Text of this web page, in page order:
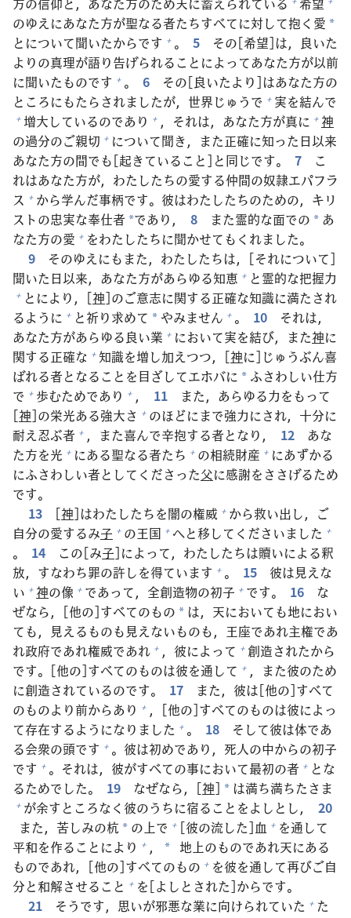
のゆえにあなた方が聖なる者たちすべてに対して抱く 愛 *
とについて聞いたからです + 。 5 その[希望]は， 良いた
よりの真理が語り告げられることによってあなた方が以前
に聞いたものです + 。 6 その[良いたより]はあなた方の
ところにもたらされましたが， 世界じゅうで + 実を結んで
+ 増大しているのであり + ，それは，あなた方が真に + 神
の過分のご親切 + について聞き，また正確に知った 日以来
あなた方の間でも[起きていること]と同じです。 7
こ
れはあなた方が，わたしたちの愛する仲間の奴隷エパフラ
ス + から学んだ事柄です。 彼はわたしたちのための，キリ
ストの忠実な奉仕者 *であり， 8 また霊的な面での * あ
なた方の愛 + をわたしたちに聞かせてもくれました。
9
そのゆえにもまた，わたしたちは，[それについて]
聞いた 日以来，あなた方があらゆる知恵 + と霊的な把握力
+ とにより，[神]のご意志に関する正確な知識に満たされ
るように + と祈り求めて * やみません + 。 10
それは，
あなた方があらゆる 良い業 + において実を結び，また神に
関する正確な + 知識を増し加えつつ，[神に]じゅうぶん喜
ばれる者となることを目ざしてエホバに * ふさわしい仕方
で + 歩むためであり + ， 11 また，あらゆる力をもって
[神]の栄光ある強大さ + のほどにまで強力にされ， 十分に
耐え忍ぶ者 + ，また喜んで辛抱する者となり， 12
あな
た方を光 + にある聖なる者たち + の相続財産 + にあずかる
にふさわしい者としてくださった父に感謝をささげるため
です。
13
[神]はわたしたちを闇の権威 + から救い出し，ご
自分の愛するみ子 + の王国 + へと移してくださいました +
。 14 この[み子]によって，わたしたちは贖いによる釈
放，すなわち罪の許しを得ています + 。 15 彼は見えな
い + 神の像 + であって， 全創造物の初子 + です。 16
な
ぜなら，[他の]すべてのもの * は， 天においても地におい
ても，
見えるものも 見えないものも， 王座であれ主権であ
れ政府であれ権威であれ + ， 彼によって + 創造されたから
です。[他の]すべてのものは彼を通して + ，また彼のため
に創造されているのです。 17 また， 彼は[他の]すべて
のものより前からあり + ，[他の]すべてのものは彼によっ
て存在するようになりました + 。 18 そして彼は体であ
る会衆の頭です + 。 彼は初めであり， 死人の中からの初子
です + 。それは， 彼がすべての事において最初の者 + とな
るためでした。
19 なぜなら，[神] * は満ち満ちたさま
+ が余すところなく 彼のうちに宿ることをよしとし，
20
また， 苦しみの杭 * の 上で + [彼の流した]血 + を通して
平和を作ることにより + ， * 地 上のものであれ天にある
ものであれ，[他の]すべてのもの + を彼を通して再びご自
分と和解させること + を[よしとされた]からです。
21
そうです， 思いが邪悪な業に向けられていた + た